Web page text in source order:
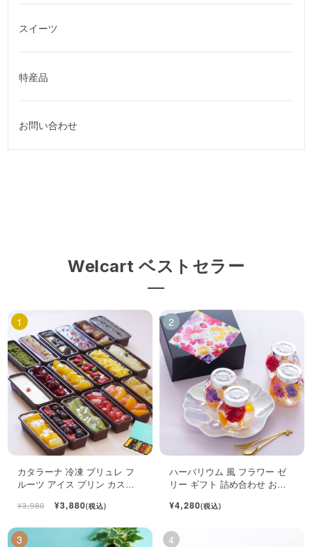
スイーツ
特産品
お問い合わせ
Welcart ベストセラー
カタラーナ 冷凍 ブリュレ フ
ルーツ アイス プリン カスタ
¥3,980 ¥3,880(税込)
ハーバリウム 風 フラワー ゼ
リー ギフト 詰め合わせ おし
¥4,280(税込)